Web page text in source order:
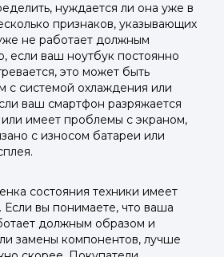
нуждается ли она уже в
признаков, указывающих
не работает должным
если ваш ноутбук постоянно
это может быть
с системой охлаждения или
ваш смартфон разряжается
имеет проблемы с экраном,
с износом батареи или
состояния техники имеет
вы понимаете, что ваша
должным образом и
замены компонентов, лучше